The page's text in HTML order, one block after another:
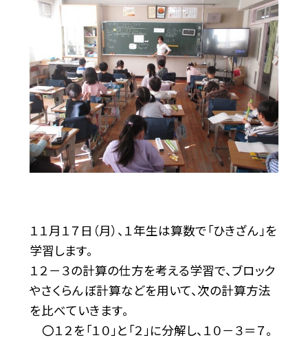
１１月１７日（月）、１年生は算数で「ひきざん」を
学習します。
１２－３の計算の仕方を考える学習で、ブロック
やさくらんぼ計算などを用いて、次の計算方法
を比べていきます。
〇１２を「１０」と「２」に分解し、１０－３＝７。